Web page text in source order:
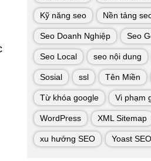
Kỹ năng seo Nền tảng
Seo Doanh Nghiệp Seo
Seo Local seo nội dung
Sosial ssl Tên Miền
Từ khóa google Vi phạm
WordPress XML Sitemap
xu hướng SEO Yoast SEO